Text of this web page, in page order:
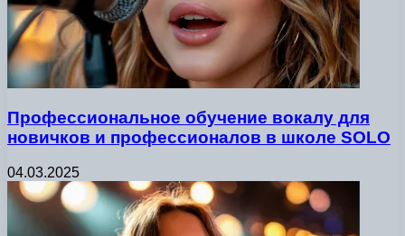
Профессиональное обучение вокалу для
новичков и профессионалов в школе SOLO
04.03.2025